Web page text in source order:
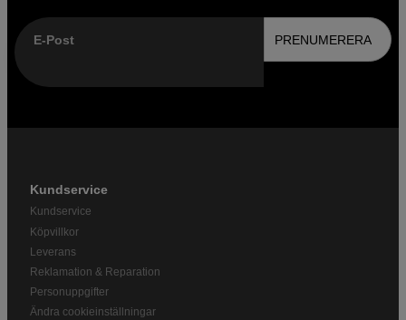
E-Post PRENUMERERA
Kundservice
Kundservice
Köpvillkor
Leverans
Reklamation & Reparation
Personuppgifter
Ändra cookieinställningar